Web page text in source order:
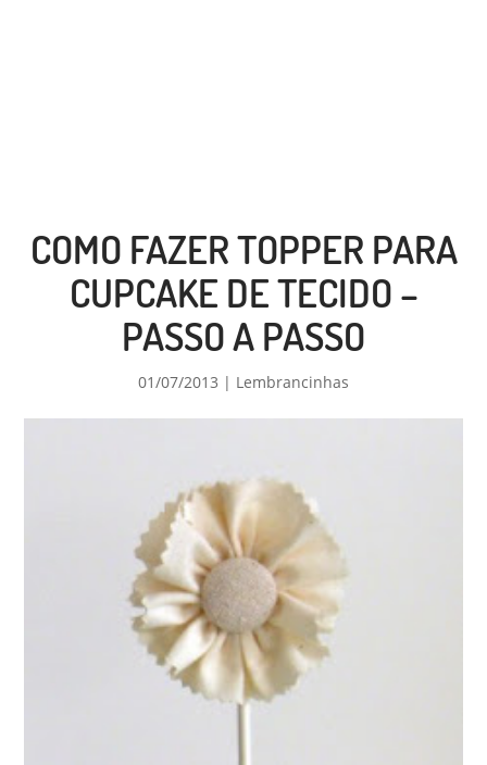
COMO FAZER TOPPER PARA
CUPCAKE DE TECIDO –
PASSO A PASSO
01/07/2013 | Lembrancinhas